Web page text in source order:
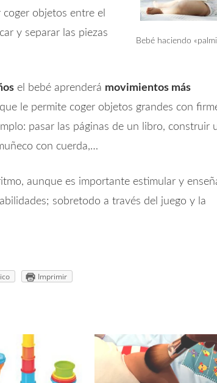
Bebé haciendo
objetos entre el
y separar las piezas
el bebé aprenderá movimientos más
le permite coger objetos grandes con
pasar las páginas de un libro, construir
con cuerda,…
aunque es importante estimular y
sobretodo a través del juego y la
Imprimir